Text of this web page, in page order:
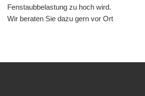
Fenstaubbelastung zu hoch wird.
Wir beraten Sie dazu gern vor Ort